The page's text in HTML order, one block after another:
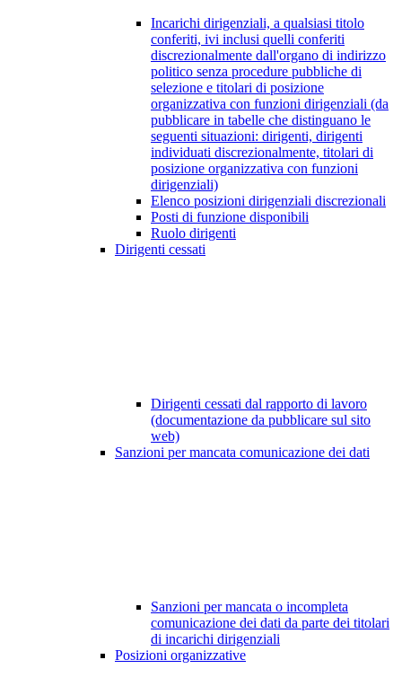
Incarichi dirigenziali, a qualsiasi titolo
conferiti, ivi inclusi quelli conferiti
discrezionalmente dall'organo di indirizzo
politico senza procedure pubbliche di
selezione e titolari di posizione
organizzativa con funzioni dirigenziali (da
pubblicare in tabelle che distinguano le
seguenti situazioni: dirigenti, dirigenti
individuati discrezionalmente, titolari di
posizione organizzativa con funzioni
dirigenziali)
Elenco posizioni dirigenziali discrezionali
Posti di funzione disponibili
Ruolo dirigenti
Dirigenti cessati
Dirigenti cessati dal rapporto di lavoro
(documentazione da pubblicare sul sito
web)
Sanzioni per mancata comunicazione dei dati
Sanzioni per mancata o incompleta
comunicazione dei dati da parte dei titolari
di incarichi dirigenziali
Posizioni organizzative